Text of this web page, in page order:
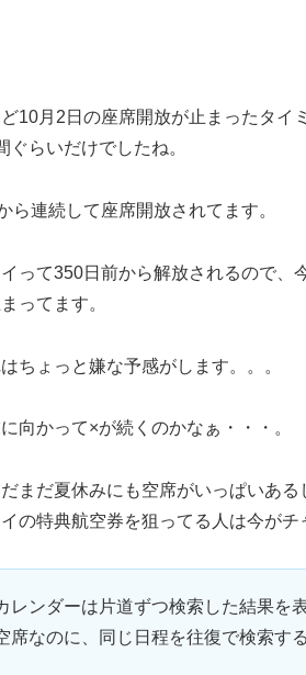
10月2日の座席開放が止まったタ
ぐらいだけでしたね。
ら連続して座席開放されてます。
って350日前から解放されるので
ってます。
ちょっと嫌な予感がします。。。
向かって×が続くのかなぁ・・・。
まだ夏休みにも空席がいっぱいあ
の特典航空券を狙ってる人は今が
レンダーは片道ずつ検索した結果
席なのに、同じ日程を往復で検索す